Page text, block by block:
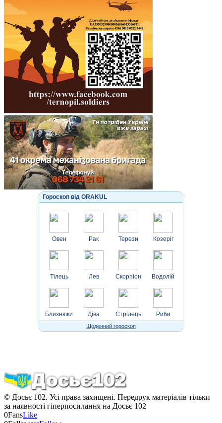
Гороскоп від ORAKUL
Овен
Тілець
Близнюки
Рак
Лев
Діва
Терези
Скорпіон
Стрілець
Козеріг
Водолій
Риби
Щоденний гороскоп
© Досьє 102. Усі права захищені. Передрук матеріалів тільки
за наявності гіперпосилання на Досьє 102
0FansLike